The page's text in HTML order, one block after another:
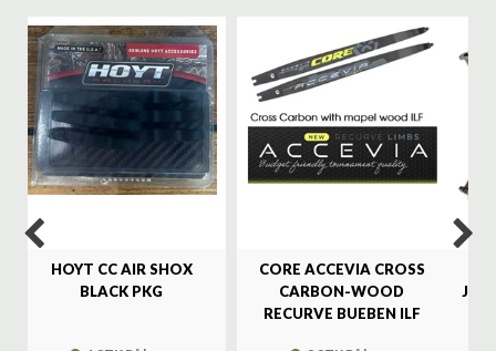
HOYT CC AIR SHOX
BLACK PKG
CORE ACCEVIA CROSS
CARBON-WOOD
RECURVE BUEBEN ILF